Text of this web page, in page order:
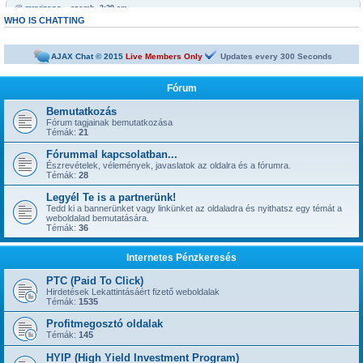
@mrarizona « szomb. 3:29 am »
Bobabeten a futtbal vb miatt minden napra jut egy legalább egy freepick
sziasztok!
@mamus67 « kedd 4:53 pm »
Neked is
jónapot
@szepbalazs « kedd 8:22 am »
has started a new topic:
@Admin « hétf. 8:49 pm »
has started a new topic:Újabb 1 év, gyerünk-gyerünk tovább
@szior « vas. 5:43 pm »
has started a new topic:ySense.com
@Admin « kedd 9:38 am »
... igen, IGAZ!!! ... Kész.
@kavics13 « hétf. 10:48 pm »
mrarizona « szer. 3:37 pm »
has started a new topic:BoaBet | Fogadóiroda és online kaszinó
szepbalazs « pén. 10:28 pm »
has started a new topic:22bet
@Admin « hétf. 11:55 am »
has started a new topic:
WHO IS CHATTING
AJAX Chat © 2015 Live Members Only Updates every 300 Seconds
Fórum
Bemutatkozás
Fórum tagjainak bemutatkozása
Témák: 21
Fórummal kapcsolatban...
Észrevételek, vélemények, javaslatok az oldalra és a fórumra.
Témák: 28
Legyél Te is a partnerünk!
Tedd ki a bannerünket vagy linkünket az oldaladra és nyithatsz egy témát a
weboldalad bemutatására.
Témák: 36
Internetes Pénzkeresés
PTC (Paid To Click)
Hirdetések Lekattintásáért fizető weboldalak
Témák: 1535
Profitmegosztó oldalak
Témák: 145
HYIP (High Yield Investment Program)